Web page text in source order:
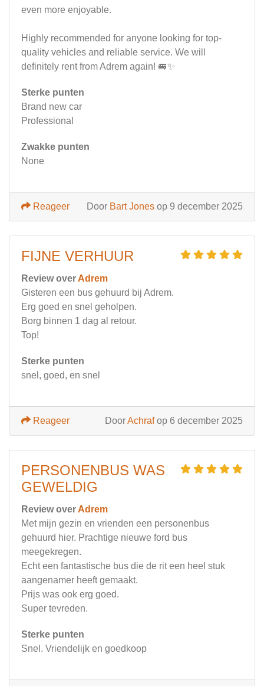
even more enjoyable.
Highly recommended for anyone looking for top-
quality vehicles and reliable service. We will
definitely rent from Adrem again! 🚐✨
Sterke punten
Brand new car
Professional
Zwakke punten
None
Door Bart Jones op 9 december 2025
Reageer
FIJNE VERHUUR
Review over Adrem
Gisteren een bus gehuurd bij Adrem.
Erg goed en snel geholpen.
Borg binnen 1 dag al retour.
Top!
Sterke punten
snel, goed, en snel
DoorAchrafop 6 december 2025
Reageer
PERSONENBUS WAS
GEWELDIG
Review over Adrem
Met mijn gezin en vrienden een personenbus
gehuurd hier. Prachtige nieuwe ford bus
meegekregen.
Echt een fantastische bus die de rit een heel stuk
aangenamer heeft gemaakt.
Prijs was ook erg goed.
Super tevreden.
Sterke punten
Snel. Vriendelijk en goedkoop